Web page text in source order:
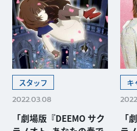
スタッフ
2022.03.08
「劇場版『DEEMO サク
キ
「